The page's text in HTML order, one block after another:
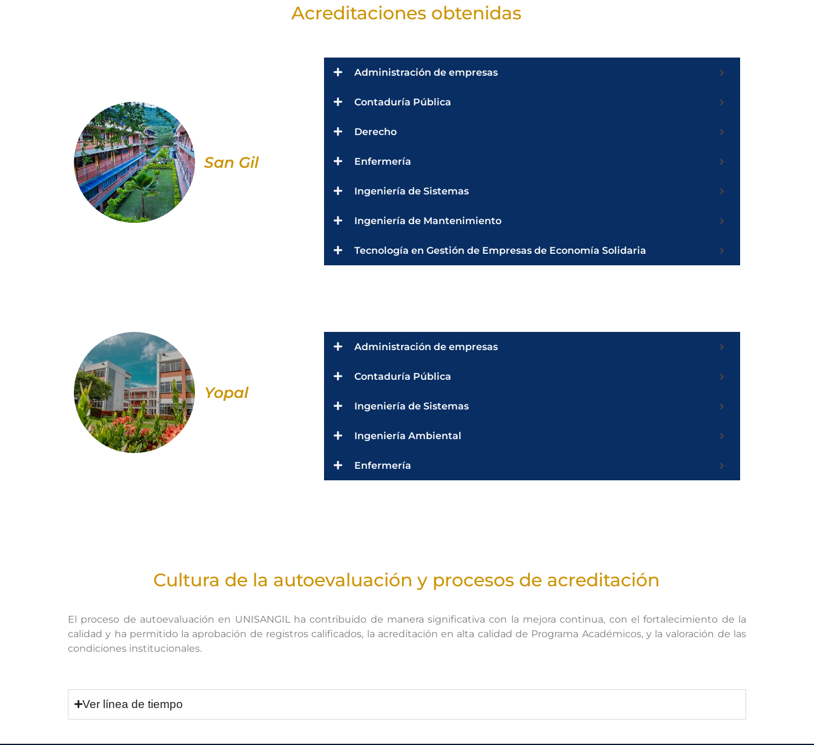
Acreditaciones obtenidas
San Gil
Administración de empresas
Contaduría Pública
Derecho
Enfermería
Ingeniería de Sistemas
Ingeniería de Mantenimiento
Tecnología en Gestión de Empresas de Economía Solidaria
Yopal
Administración de empresas
Contaduría Pública
Ingeniería de Sistemas
Ingeniería Ambiental
Enfermería
Cultura de la autoevaluación y procesos de acreditación
El proceso de autoevaluación en UNISANGIL ha contribuido de manera significativa con la mejora continua, con el fortalecimiento de la
calidad y ha permitido la aprobación de registros calificados, la acreditación en alta calidad de Programa Académicos, y la valoración de las
condiciones institucionales.
Ver línea de tiempo